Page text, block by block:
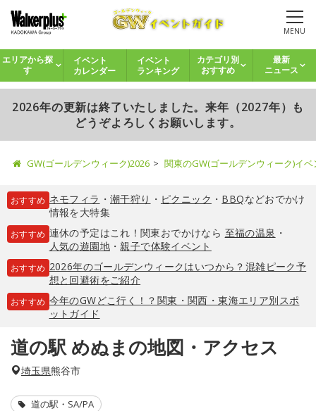
MENU
エリアから探
す
イベント
カレンダー
イベント
ランキング
カテゴリ別
おすすめ
最新
ニュース
2026年の更新は終了いたしました。来年（2027年）も
どうぞよろしくお願いします。
GW(ゴールデンウィーク)2026 関東のGW(ゴールデンウィーク)イ
おすすめ ネモフィラ ・ 潮干狩り ・ ピクニック ・ BBQなどおでかけ
情報を大特集
おすすめ 連休の予定はこれ！関東おでかけなら 至福の温泉 ・
人気の遊園地・親子で体験イベント
おすすめ 2026年のゴールデンウィークはいつから？混雑ピーク予
想と回避術をご紹介
おすすめ 今年のGWどこ行く！？関東・関西・東海エリア別スポ
ットガイド
道の駅 めぬまの地図・アクセス
埼玉県熊谷市
道の駅・SA/PA